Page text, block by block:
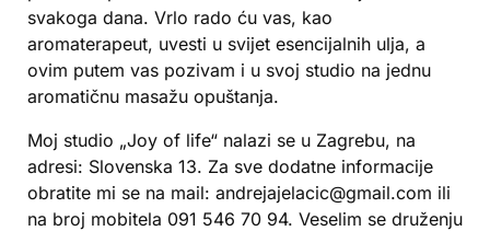
svakoga dana. Vrlo rado ću vas, kao
aromaterapeut, uvesti u svijet esencijalnih ulja, a
ovim putem vas pozivam i u svoj studio na jednu
aromatičnu masažu opuštanja.
Moj studio „Joy of life“ nalazi se u Zagrebu, na
adresi: Slovenska 13. Za sve dodatne informacije
obratite mi se na mail: andrejajelacic@gmail.com ili
na broj mobitela 091 546 70 94. Veselim se druženju